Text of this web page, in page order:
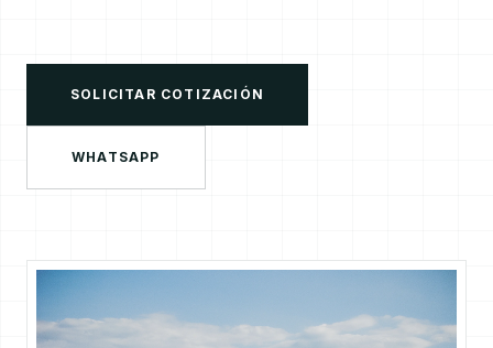
SOLICITAR COTIZACIÓN
WHATSAPP